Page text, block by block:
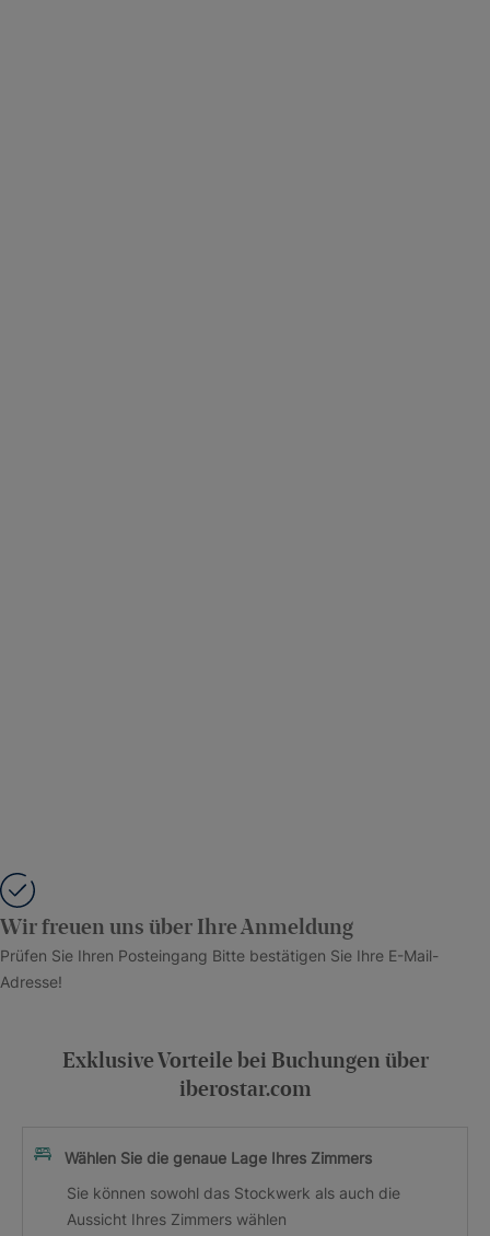
Wir freuen uns über Ihre Anmeldung
Prüfen Sie Ihren Posteingang Bitte bestätigen Sie Ihre E-Mail-
Adresse!
Exklusive Vorteile bei Buchungen über
iberostar.com
Wählen Sie die genaue Lage Ihres Zimmers
Sie können sowohl das Stockwerk als auch die
Aussicht Ihres Zimmers wählen